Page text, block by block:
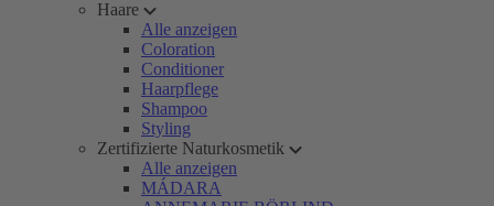
Haare
Alle anzeigen
Coloration
Conditioner
Haarpflege
Shampoo
Styling
Zertifizierte Naturkosmetik
Alle anzeigen
MÁDARA